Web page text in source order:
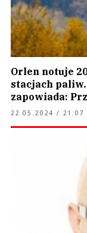
Orlen notuje
stacjach
zapowiada:
22.05.2024 / 21:07